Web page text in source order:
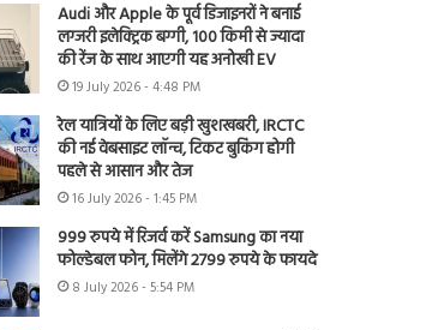
Audi और Apple के पूर्व डिजाइनरों ने बनाई
लग्जरी इलेक्ट्रिक बग्गी, 100 किमी से ज्यादा
की रेंज के साथ आएगी यह अनोखी EV
19 July 2026 - 4:48 PM
रेल यात्रियों के लिए बड़ी खुशखबरी, IRCTC
की नई वेबसाइट लॉन्च, टिकट बुकिंग होगी
पहले से आसान और तेज
16 July 2026 - 1:45 PM
999 रुपये में रिजर्व करें Samsung का नया
फोल्डेबल फोन, मिलेंगे 2799 रुपये के फायदे
8 July 2026 - 5:54 PM